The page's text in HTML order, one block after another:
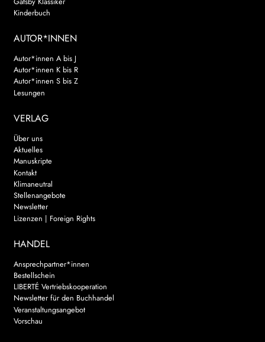
Kinderbuch
AUTOR*INNEN
Autor*innen A bis J
Autor*innen K bis R
Autor*innen S bis Z
Lesungen
VERLAG
Über uns
Aktuelles
Manuskripte
Kontakt
Klimaneutral
Stellenangebote
Newsletter
Lizenzen | Foreign Rights
HANDEL
Ansprechpartner*innen
Bestellschein
LIBERTÉ Vertriebskooperation
Newsletter für den Buchhandel
Veranstaltungsangebot
Vorschau